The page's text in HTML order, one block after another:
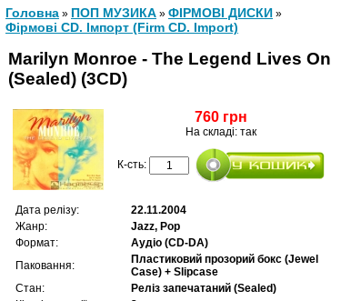
Головна » ПОП МУЗИКА » ФІРМОВІ ДИСКИ »
Фірмові CD. Імпорт (Firm CD. Import)
Marilyn Monroe - The Legend Lives On
(Sealed) (3CD)
760 грн
На складі: так
К-сть:
Дата релізу:
22.11.2004
Жанр:
Jazz, Pop
Формат:
Аудіо (CD-DA)
Паковання:
Пластиковий прозорий бокс (Jewel
Case) + Slipcase
Стан:
Реліз запечатаний (Sealed)